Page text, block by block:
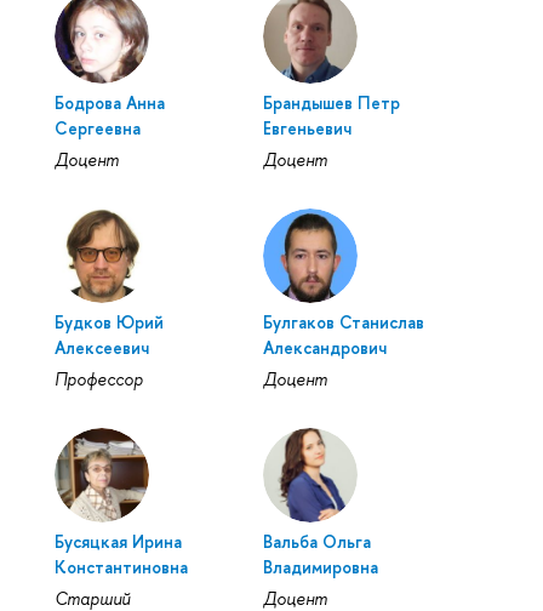
Бодрова Анна
Сергеевна
Доцент
Брандышев Петр
Евгеньевич
Доцент
Будков Юрий
Алексеевич
Профессор
Булгаков Станислав
Александрович
Доцент
Бусяцкая Ирина
Константиновна
Старший
Вальба Ольга
Владимировна
Доцент